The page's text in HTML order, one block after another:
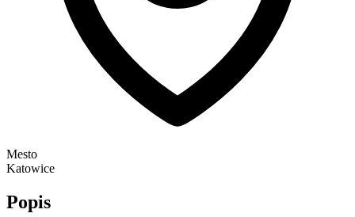
Mesto
Katowice
Popis